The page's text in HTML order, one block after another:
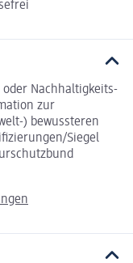
Nachhaltigkeits-
zur
) bewussteren
Siegel